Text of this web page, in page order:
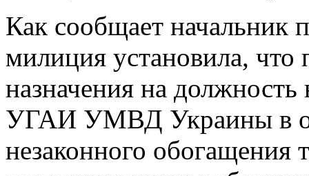
Как сообщает начальник
милиция установила, что
назначения на должность
УГАИ УМВД Украины в
незаконного обогащения